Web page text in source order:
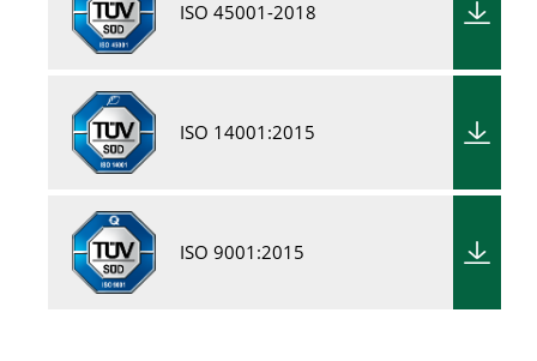
ISO 45001-2018
ISO 14001:2015
ISO 9001:2015